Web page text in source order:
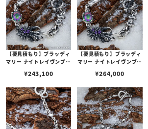
【要見積もり】ブラッディ
マリー ナイトレイヴンブレ
m） w/ミスティックトパ
スピネル
¥243,100
【要見積もり】ブラッディ
マリー ナイトレイヴンブレ
m） w/ミスティックトパ
スピネル
¥264,000